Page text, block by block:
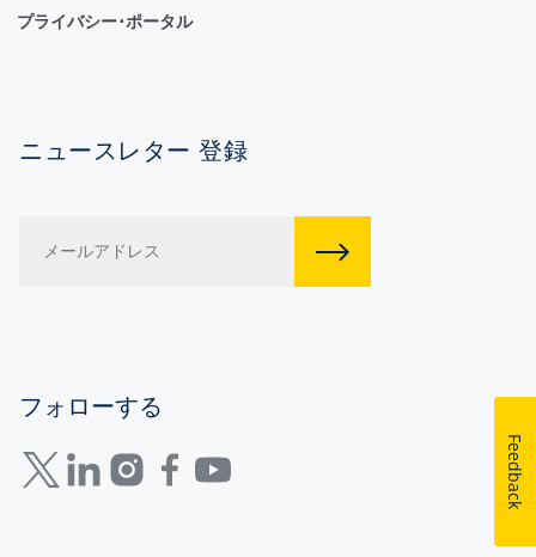
プライバシー･ポータル
ニュースレター 登録
フォローする
Feedback